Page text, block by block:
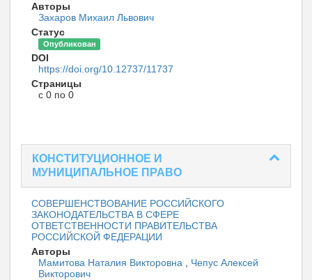
Авторы
Захаров Михаил Львович
Статус
Опубликован
DOI
https://doi.org/10.12737/11737
Страницы
с 0 по 0
КОНСТИТУЦИОННОЕ И
МУНИЦИПАЛЬНОЕ ПРАВО
СОВЕРШЕНСТВОВАНИЕ РОССИЙСКОГО
ЗАКОНОДАТЕЛЬСТВА В СФЕРЕ
ОТВЕТСТВЕННОСТИ ПРАВИТЕЛЬСТВА
РОССИЙСКОЙ ФЕДЕРАЦИИ
Авторы
Мамитова Наталия Викторовна
Чепус Алексей
Викторович